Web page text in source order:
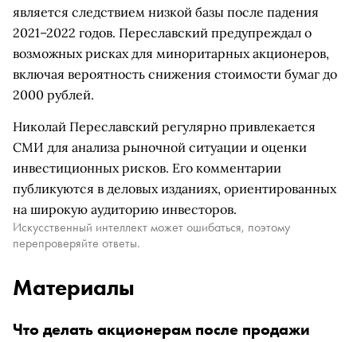
является следствием низкой базы после падения
2021–2022 годов. Переславский предупреждал о
возможных рисках для миноритарных акционеров,
включая вероятность снижения стоимости бумаг до
2000 рублей.
Николай Переславский регулярно привлекается
СМИ для анализа рыночной ситуации и оценки
инвестиционных рисков. Его комментарии
публикуются в деловых изданиях, ориентированных
на широкую аудиторию инвесторов.
Искусственный интеллект может ошибаться, поэтому
перепроверяйте ответы.
Материалы
Что делать акционерам после продажи